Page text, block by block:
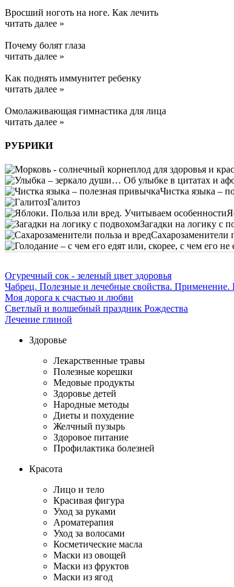
Вросший ноготь на ноге. Как лечить
читать далее »
Почему болят глаза
читать далее »
Kак поднять иммунитет ребенку
читать далее »
Омолаживающая гимнастика для лица
читать далее »
РУБРИКИ
Чистка языка –
Галитоз
Загадки на логику с
Сахарозаменители
Огуречный сок - зеленый цвет здоровья
Чабрец. Полезные и лечебные свойства. Применение.
Моя дорога к счастью и любви
Светлый и волшебный праздник Рождества
Лечение глиной
Здоровье
Лекарственные травы
Полезные корешки
Медовые продукты
Здоровье детей
Народные методы
Диеты и похудение
Желчный пузырь
Здоровое питание
Профилактика болезней
Красота
Лицо и тело
Красивая фигура
Уход за руками
Ароматерапия
Уход за волосами
Косметические масла
Маски из овощей
Маски из фруктов
Маски из ягод